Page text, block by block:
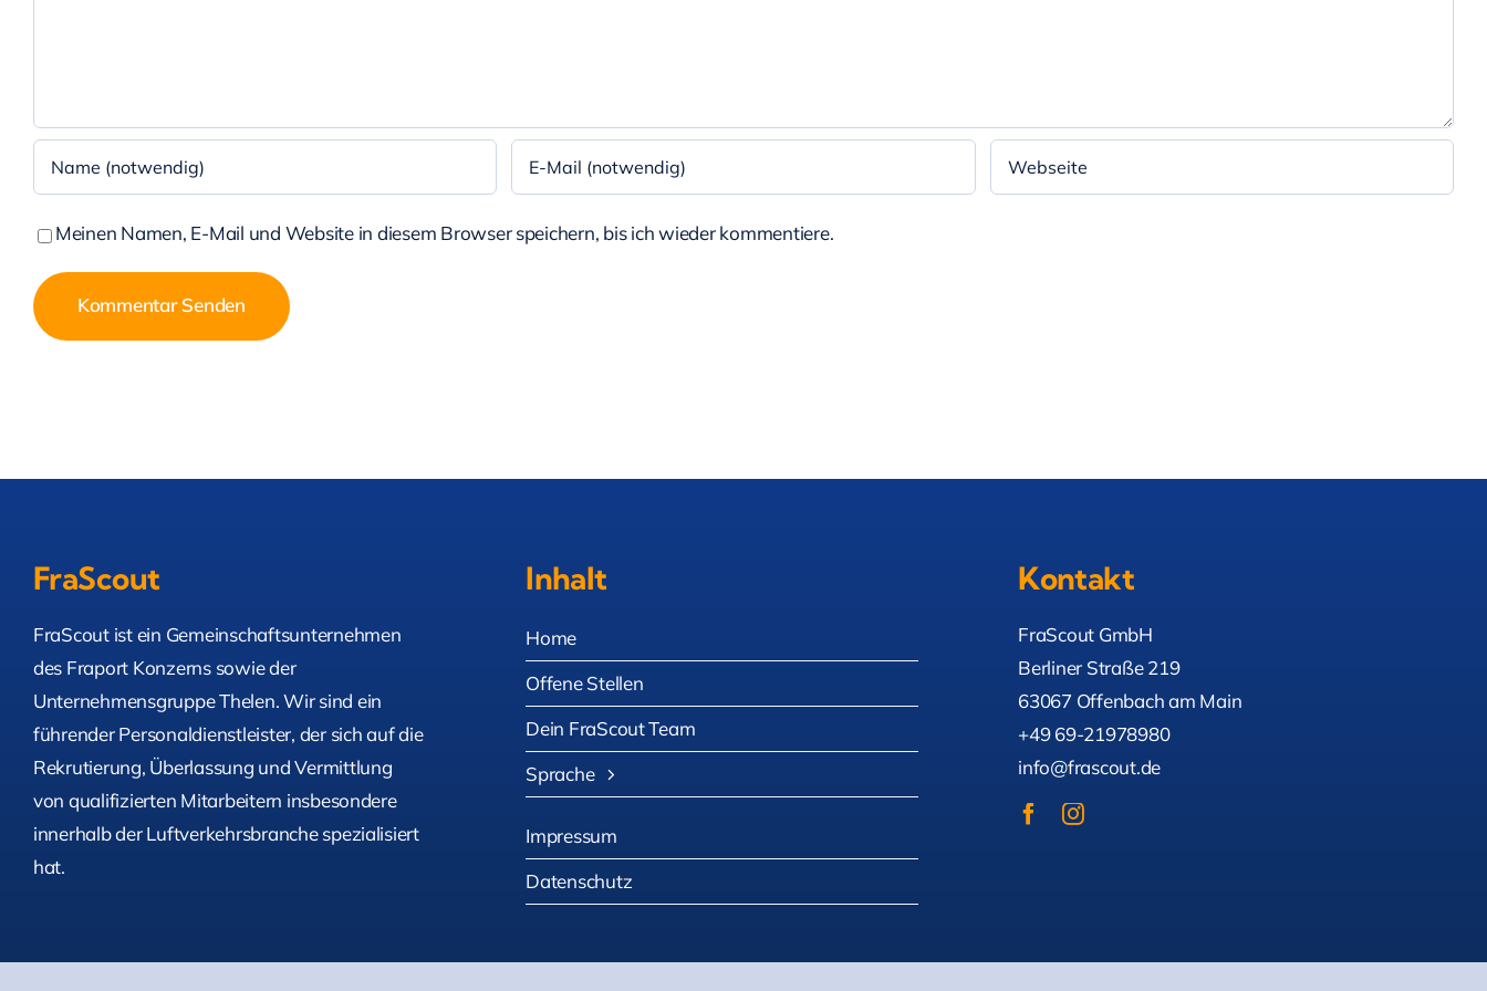
Meinen Namen, E-Mail und Website in diesem Browser speichern, bis ich wieder kommentiere.
FraScout
FraScout ist ein Gemeinschaftsunternehmen
des Fraport Konzerns sowie der
Unternehmensgruppe Thelen. Wir sind ein
führender Personaldienstleister, der sich auf die
Rekrutierung, Überlassung und Vermittlung
von qualifizierten Mitarbeitern insbesondere
innerhalb der Luftverkehrsbranche spezialisiert
hat.
Inhalt
Home
Offene Stellen
Dein FraScout Team
Sprache
Impressum
Datenschutz
Kontakt
FraScout GmbH
Berliner Straße 219
63067 Offenbach am Main
+49 69-21978980
info@frascout.de